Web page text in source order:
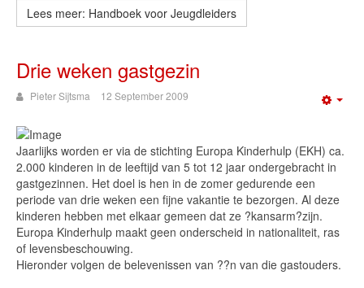
Lees meer: Handboek voor Jeugdleiders
Drie weken gastgezin
Pieter Sijtsma 12 September 2009
Jaarlijks worden er via de stichting Europa Kinderhulp (EKH) ca.
2.000 kinderen in de leeftijd van 5 tot 12 jaar ondergebracht in
gastgezinnen. Het doel is hen in de zomer gedurende een
periode van drie weken een fijne vakantie te bezorgen. Al deze
kinderen hebben met elkaar gemeen dat ze ?kansarm?zijn.
Europa Kinderhulp maakt geen onderscheid in nationaliteit, ras
of levensbeschouwing.
Hieronder volgen de belevenissen van ??n van die gastouders.